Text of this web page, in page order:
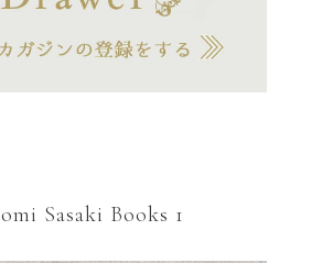
Sasaki Books 1